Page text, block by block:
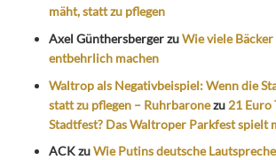
mäht, statt zu pflegen
Axel GünthersbergerzuWie viele
entbehrlich machen
Waltrop als Negativbeispiel: Wenn die
statt zu pflegen – Ruhrbaronezu 21 Euro
Stadtfest? Das Waltroper Parkfest spielt
ACKzuWie Putins deutsche